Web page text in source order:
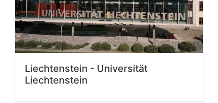
Liechtenstein - Universität
Liechtenstein